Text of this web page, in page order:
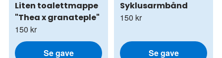
Liten toalettmappe
"Thea x granateple"
150 kr
Se gave
Syklusarmbånd
150 kr
Se gave